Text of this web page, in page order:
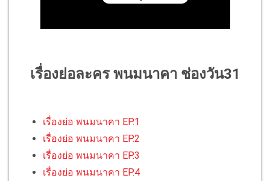
เรื่องย่อละคร พนมนาคา ช่องวัน31
เรื่องย่อ พนมนาคา EP.1
เรื่องย่อ พนมนาคา EP.2
เรื่องย่อ พนมนาคา EP.3
เรื่องย่อ พนมนาคา EP.4